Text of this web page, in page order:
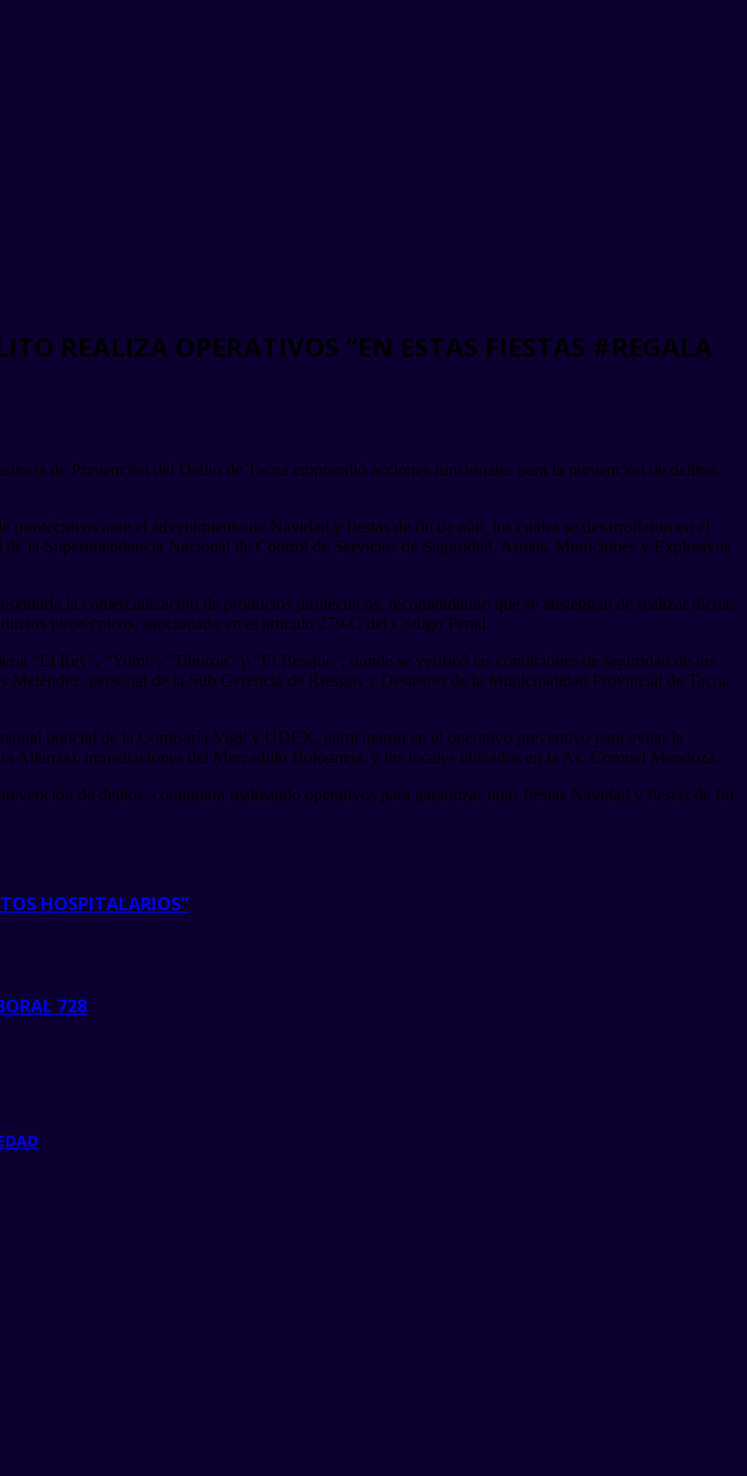
REALIZA OPERATIVOS “EN ESTAS FIESTAS #REGALA
de Prevención del Delito de Tacna emprendió acciones funcionales para la prevención de delitos,
ante el advenimiento de Navidad y fiestas de fin de año, los cuales se desarrollaron en el
la Superintendencia Nacional de Control de Servicios de Seguridad, Armas, Municiones y Explosivos
la comercialización de productos pirotécnicos, recomendando que se abstengan de realizar dichas
pirotécnicos, sancionado en el artículo 279-C del Código Penal.
“El Rey”, “Yumi”, “Tiburon” y “El Bosque”, donde se verificó las condiciones de seguridad de los
personal de la Sub Gerencia de Riesgos y Desastres de la Municipalidad Provincial de Tacna
policial de la Comisaría Vigil y UDEX, participaron en el operativo preventivo para evitar la
inmediaciones del Mercadillo Bolognesi, y los locales ubicados en la Av. Coronel Mendoza.
de delitos, continuará realizando operativos para garantizar unas fiestas Navidad y fiestas de fin
HOSPITALARIOS”
728